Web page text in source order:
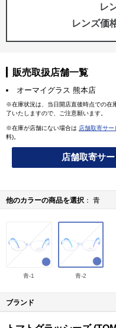
レ
レンズ価
販売取扱店舗一覧
オーマイグラス 熊本店
※在庫状況は、当日開店直後時点での在
了いたしますので、ご注意願います。
※在庫が店舗にない場合は 店舗取寄サー
料)。
店舗取寄サ
他のカラーの商品を選択 青
青-1 青-2
ブランド